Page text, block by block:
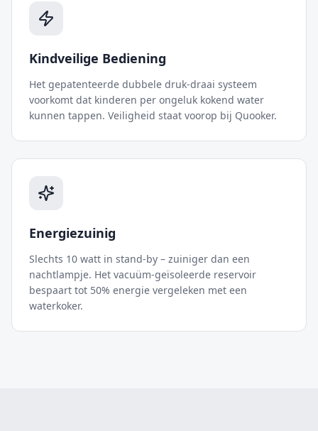
Kindveilige Bediening
Het gepatenteerde dubbele druk-draai systeem
voorkomt dat kinderen per ongeluk kokend water
kunnen tappen. Veiligheid staat voorop bij Quooker.
Energiezuinig
Slechts 10 watt in stand-by – zuiniger dan een
nachtlampje. Het vacuüm-geïsoleerde reservoir
bespaart tot 50% energie vergeleken met een
waterkoker.